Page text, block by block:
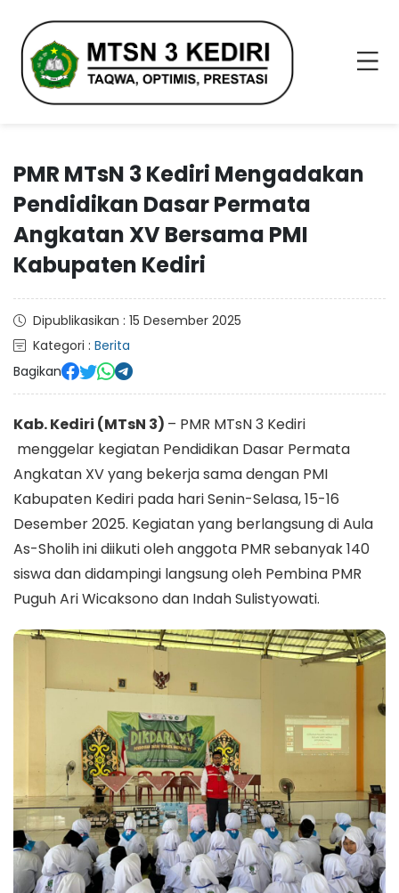
PMR MTsN 3 Kediri Mengadakan
Pendidikan Dasar Permata
Angkatan XV Bersama PMI
Kabupaten Kediri
Dipublikasikan : 15 Desember 2025
Kategori : Berita
Bagikan
Kab. Kediri (MTsN 3) – PMR MTsN 3 Kediri
menggelar kegiatan Pendidikan Dasar Permata
Angkatan XV yang bekerja sama dengan PMI
Kabupaten Kediri pada hari Senin-Selasa, 15-16
Desember 2025. Kegiatan yang berlangsung di Aula
As-Sholih ini diikuti oleh anggota PMR sebanyak 140
siswa dan didampingi langsung oleh Pembina PMR
Puguh Ari Wicaksono dan Indah Sulistyowati.